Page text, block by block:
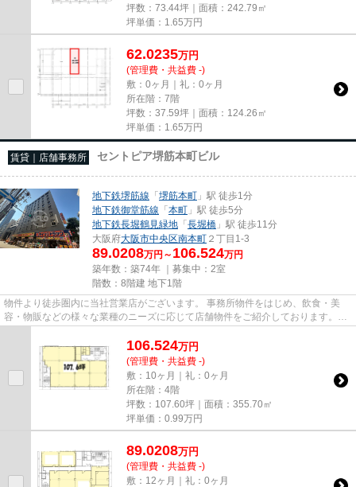
坪数：73.44坪｜面積：242.79㎡
坪単価： 1.65万円
62.0235万円
(管理費・共益費 -)
敷：0ヶ月｜礼：0ヶ月
所在階：7階
坪数：37.59坪｜面積：124.26㎡
坪単価： 1.65万円
賃貸｜店舗事務所 セントピア堺筋本町ビル
地下鉄堺筋線 「堺筋本町 」駅 徒歩1分
地下鉄御堂筋線 「本町 」駅 徒歩5分
地下鉄長堀鶴見緑地 「長堀橋 」駅 徒歩11分
大阪府大阪市中央区南本町 ２丁目1-3
89.0208万円～ 106.524万円
築年数：築74年 ｜募集中： 2室
階数：8階建 地下1階
物件より徒歩圏内に当社営業店がございます。 事務所物件をはじめ、飲食・美
容・物販などの様々な業種のニーズに応じて店舗物件をご紹介しております。
尚、弊社ではおとり広告は一切...
106.524万円
(管理費・共益費 -)
敷：10ヶ月｜礼：0ヶ月
所在階：4階
坪数：107.60坪｜面積：355.70㎡
坪単価： 0.99万円
89.0208万円
(管理費・共益費 -)
敷：12ヶ月｜礼：0ヶ月